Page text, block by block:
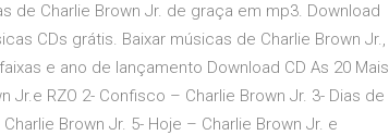
de Charlie Brown Jr. de graça em mp3. Download
CDs grátis. Baixar músicas de Charlie Brown Jr.,
e ano de lançamento Download CD As 20 Mais
Jr.e RZO 2- Confisco – Charlie Brown Jr. 3- Dias de
Brown Jr. 5- Hoje – Charlie Brown Jr. e